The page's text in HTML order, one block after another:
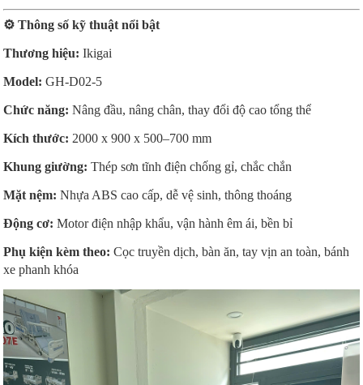
⚙️Thông số kỹ thuật nổi bật
Thương hiệu: Ikigai
Model: GH-D02-5
Chức năng: Nâng đầu, nâng chân, thay đổi độ cao tổng thể
Kích thước: 2000 x 900 x 500–700 mm
Khung giường: Thép sơn tĩnh điện chống gỉ, chắc chắn
Mặt nệm: Nhựa ABS cao cấp, dễ vệ sinh, thông thoáng
Động cơ: Motor điện nhập khẩu, vận hành êm ái, bền bỉ
Phụ kiện kèm theo: Cọc truyền dịch, bàn ăn, tay vịn an toàn, bánh
xe phanh khóa